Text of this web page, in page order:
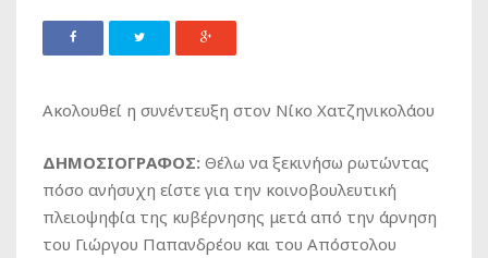
Ακολουθεί η συνέντευξη στον Νίκο Χατζηνικολάου
ΔΗΜΟΣΙΟΓΡΑΦΟΣ: Θέλω να ξεκινήσω ρωτώντας
πόσο ανήσυχη είστε για την κοινοβουλευτική
πλειοψηφία της κυβέρνησης μετά από την άρνηση
του Γιώργου Παπανδρέου και του Απόστολου